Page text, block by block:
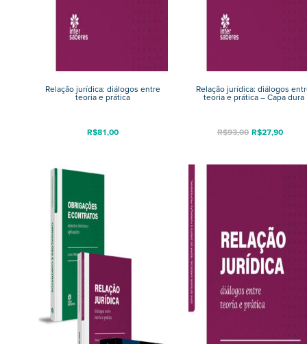
Relação jurídica: diálogos entre
teoria e prática
R$81,00
Relação jurídica: diálogos
teoria e prática – Capa dura
R$93,00 R$27,90